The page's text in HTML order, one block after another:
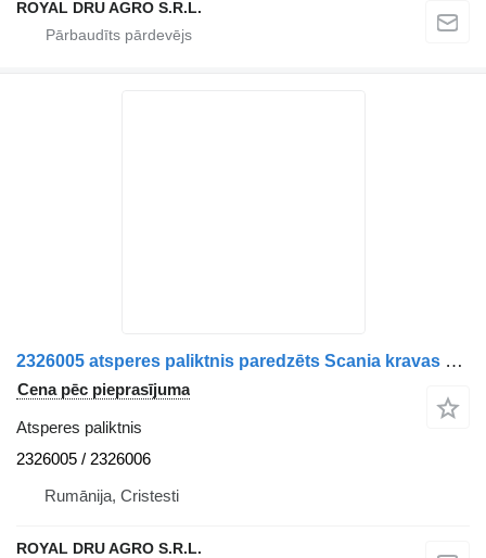
ROYAL DRU AGRO S.R.L.
2326005 atsperes paliktnis paredzēts Scania kravas automašīnas
Cena pēc pieprasījuma
Atsperes paliktnis
2326005 / 2326006
Rumānija, Cristesti
ROYAL DRU AGRO S.R.L.